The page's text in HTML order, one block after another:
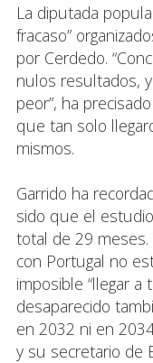
La diputada
fracaso”
por Cerdedo.
nulos resultados,
peor”, ha
que tan solo
mismos.
Garrido ha
sido que el
total de 29
con Portugal no
imposible “llegar
desaparecido
en 2032 ni en
y su secretario de